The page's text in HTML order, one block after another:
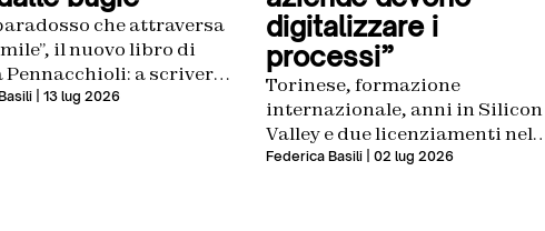
che attraversa
il nuovo libro di
Pennacchioli: a scriverlo
che lavora ogni giorno
| 13 lug 2026
digitalizzare i
processi”
Torinese, formazione
internazionale, anni in Silicon
Valley e due licenziamenti nel
pieno della crisi del tech che,
Federica Basili | 02 lug 2026